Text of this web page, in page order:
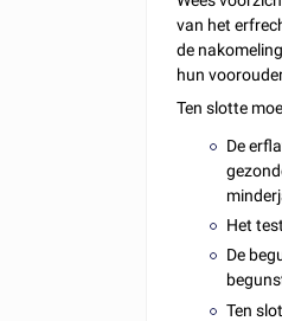
van het
de
hun
Ten slotte
De
Het
De
Ten